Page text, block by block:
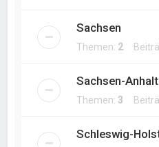
Sachsen
Themen: 2
Sachsen-Anhalt
Themen: 3
Schleswig-